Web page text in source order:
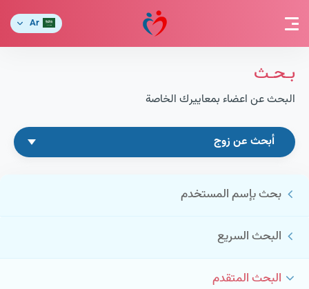
Ar
بـحـث
البحث عن اعضاء بمعاييرك الخاصة
أبحث عن زوج
بحث بإسم المستخدم
البحث السريع
البحث المتقدم